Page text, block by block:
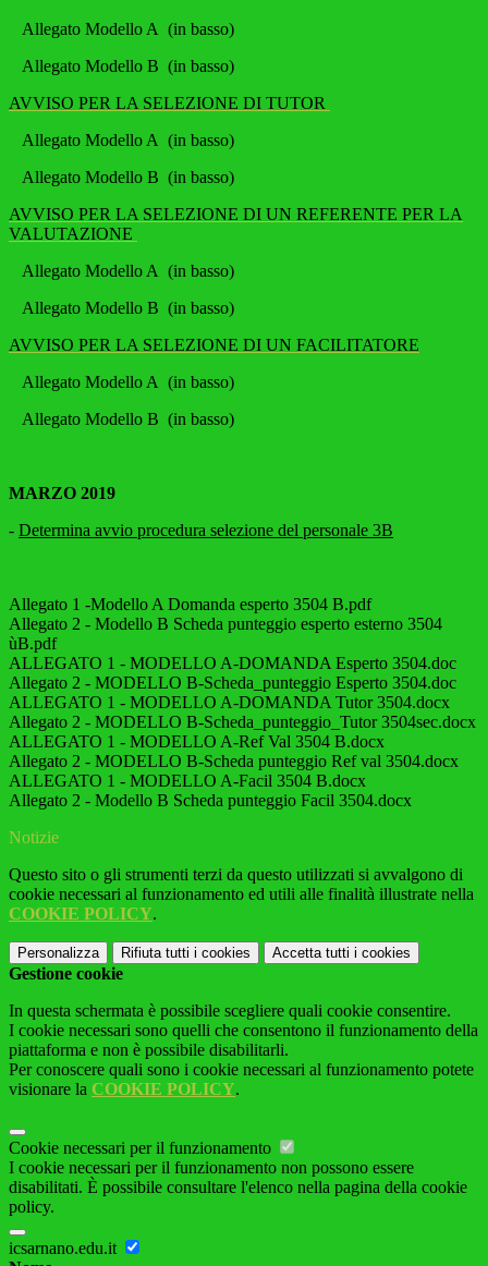
Allegato Modello A (in basso)
Allegato Modello B (in basso)
AVVISO PER LA SELEZIONE DI TUTOR
Allegato Modello A (in basso)
Allegato Modello B (in basso)
AVVISO PER LA SELEZIONE DI UN REFERENTE PER LA
VALUTAZIONE
Allegato Modello A (in basso)
Allegato Modello B (in basso)
AVVISO PER LA SELEZIONE DI UN FACILITATORE
Allegato Modello A (in basso)
Allegato Modello B (in basso)
MARZO 2019
- Determina avvio procedura selezione del personale 3B
Allegato 1 -Modello A Domanda esperto 3504 B.pdf
Allegato 2 - Modello B Scheda punteggio esperto esterno 3504
ùB.pdf
ALLEGATO 1 - MODELLO A-DOMANDA Esperto 3504.doc
Allegato 2 - MODELLO B-Scheda_punteggio Esperto 3504.doc
ALLEGATO 1 - MODELLO A-DOMANDA Tutor 3504.docx
Allegato 2 - MODELLO B-Scheda_punteggio_Tutor 3504sec.docx
ALLEGATO 1 - MODELLO A-Ref Val 3504 B.docx
Allegato 2 - MODELLO B-Scheda punteggio Ref val 3504.docx
ALLEGATO 1 - MODELLO A-Facil 3504 B.docx
Allegato 2 - Modello B Scheda punteggio Facil 3504.docx
Notizie
Questo sito o gli strumenti terzi da questo utilizzati si avvalgono di
cookie necessari al funzionamento ed utili alle finalità illustrate nella
COOKIE POLICY.
Personalizza Rifiuta tutti i cookies Accetta tutti i cookies
Gestione cookie
In questa schermata è possibile scegliere quali cookie consentire.
I cookie necessari sono quelli che consentono il funzionamento della
piattaforma e non è possibile disabilitarli.
Per conoscere quali sono i cookie necessari al funzionamento potete
visionare la COOKIE POLICY.
Cookie necessari per il funzionamento
I cookie necessari per il funzionamento non possono essere
disabilitati. È possibile consultare l'elenco nella pagina della cookie
policy.
icsarnano.edu.it